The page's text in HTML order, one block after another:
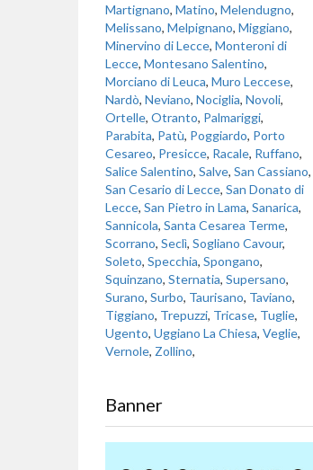
Martignano, Matino, Melendugno,
Melissano, Melpignano, Miggiano,
Minervino di Lecce, Monteroni di
Lecce, Montesano Salentino,
Morciano di Leuca, Muro Leccese,
Nardò, Neviano, Nociglia, Novoli,
Ortelle, Otranto, Palmariggi,
Parabita, Patù, Poggiardo, Porto
Cesareo, Presicce, Racale, Ruffano,
Salice Salentino, Salve, San Cassiano,
San Cesario di Lecce, San Donato di
Lecce, San Pietro in Lama, Sanarica,
Sannicola, Santa Cesarea Terme,
Scorrano, Seclì, Sogliano Cavour,
Soleto, Specchia, Spongano,
Squinzano, Sternatia, Supersano,
Surano, Surbo, Taurisano, Taviano,
Tiggiano, Trepuzzi, Tricase, Tuglie,
Ugento, Uggiano La Chiesa, Veglie,
Vernole, Zollino,
Banner